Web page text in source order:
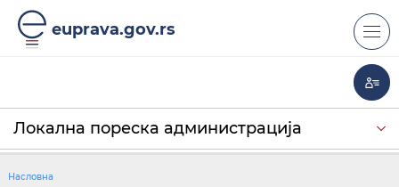
euprava.gov.rs
Министарство државне управе и локалне
самоуправе
Министарство унутрашњих послова Ново
Лична карта
Пасош
Пребивалиште
Држављанство
Боравиште
Привремено боравиште иностранство
Возачке дозволе
Регистрација возила
Оружје у легалном поседу
Преглед саобраћајних прекршаја
Централни регистар обавезног социјалног
осигурања
Мој РФЗО
Републички геодетски завод
Национална служба за запошљавање
Стање на евиденцији
Преглед евиденција
Републички фонд за пензијско и инвалидско
осигурање
Бирачко место
Пореска управа РС
Локална пореска администрација
Стање на рачунима
Подаци о непокретностимa
Насловна